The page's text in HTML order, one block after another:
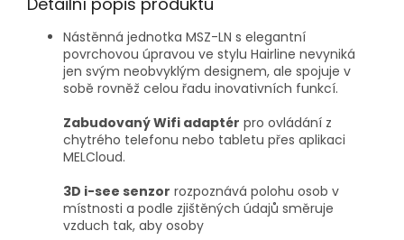
Nástěnná jednotka MSZ-LN s elegantní
povrchovou úpravou ve stylu Hairline nevyniká
jen svým neobvyklým designem, ale spojuje v
sobě rovněž celou řadu inovativních funkcí.
Zabudovaný Wifi adaptér pro ovládání z
chytrého telefonu nebo tabletu přes aplikaci
MELCloud.
3D i-see senzor rozpoznává polohu osob v
místnosti a podle zjištěných údajů směruje
vzduch tak, aby osoby